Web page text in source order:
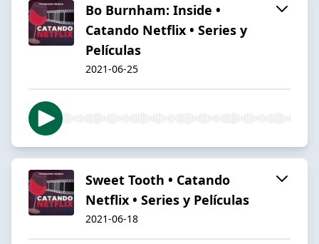
Bo Burnham: Inside •
Catando Netflix • Series y
Películas
2021-06-25
Sweet Tooth • Catando
Netflix • Series y Películas
2021-06-18